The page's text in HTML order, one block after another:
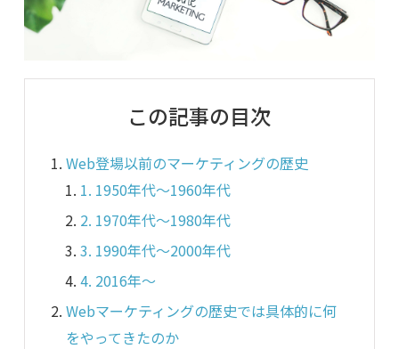
この記事の目次
Web登場以前のマーケティングの歴史
1. 1950年代〜1960年代
2. 1970年代〜1980年代
3. 1990年代〜2000年代
4. 2016年〜
Webマーケティングの歴史では具体的に何
をやってきたのか